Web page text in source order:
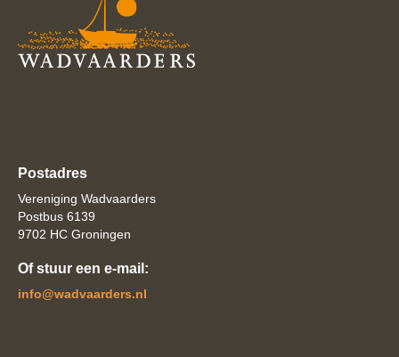
Postadres
Vereniging Wadvaarders
Postbus 6139
9702 HC Groningen
Of stuur een e-mail:
ofni@wadvaarders.nl